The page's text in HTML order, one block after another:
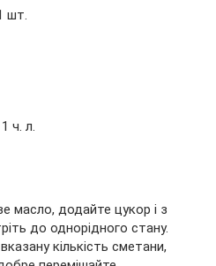
шт.
ч. л.
масло, додайте цукор і з
до однорідного стану.
кількість сметани,